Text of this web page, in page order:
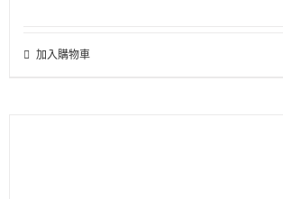
加入購物車